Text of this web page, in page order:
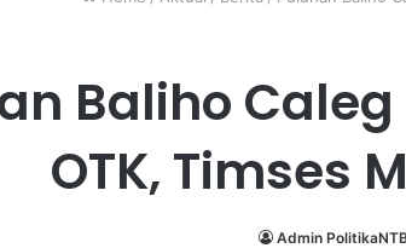
Baliho Caleg
OTK, Timses
Admin